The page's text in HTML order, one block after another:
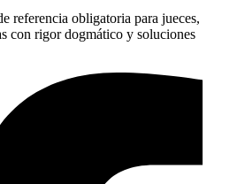
referencia obligatoria para jueces,
con rigor dogmático y soluciones